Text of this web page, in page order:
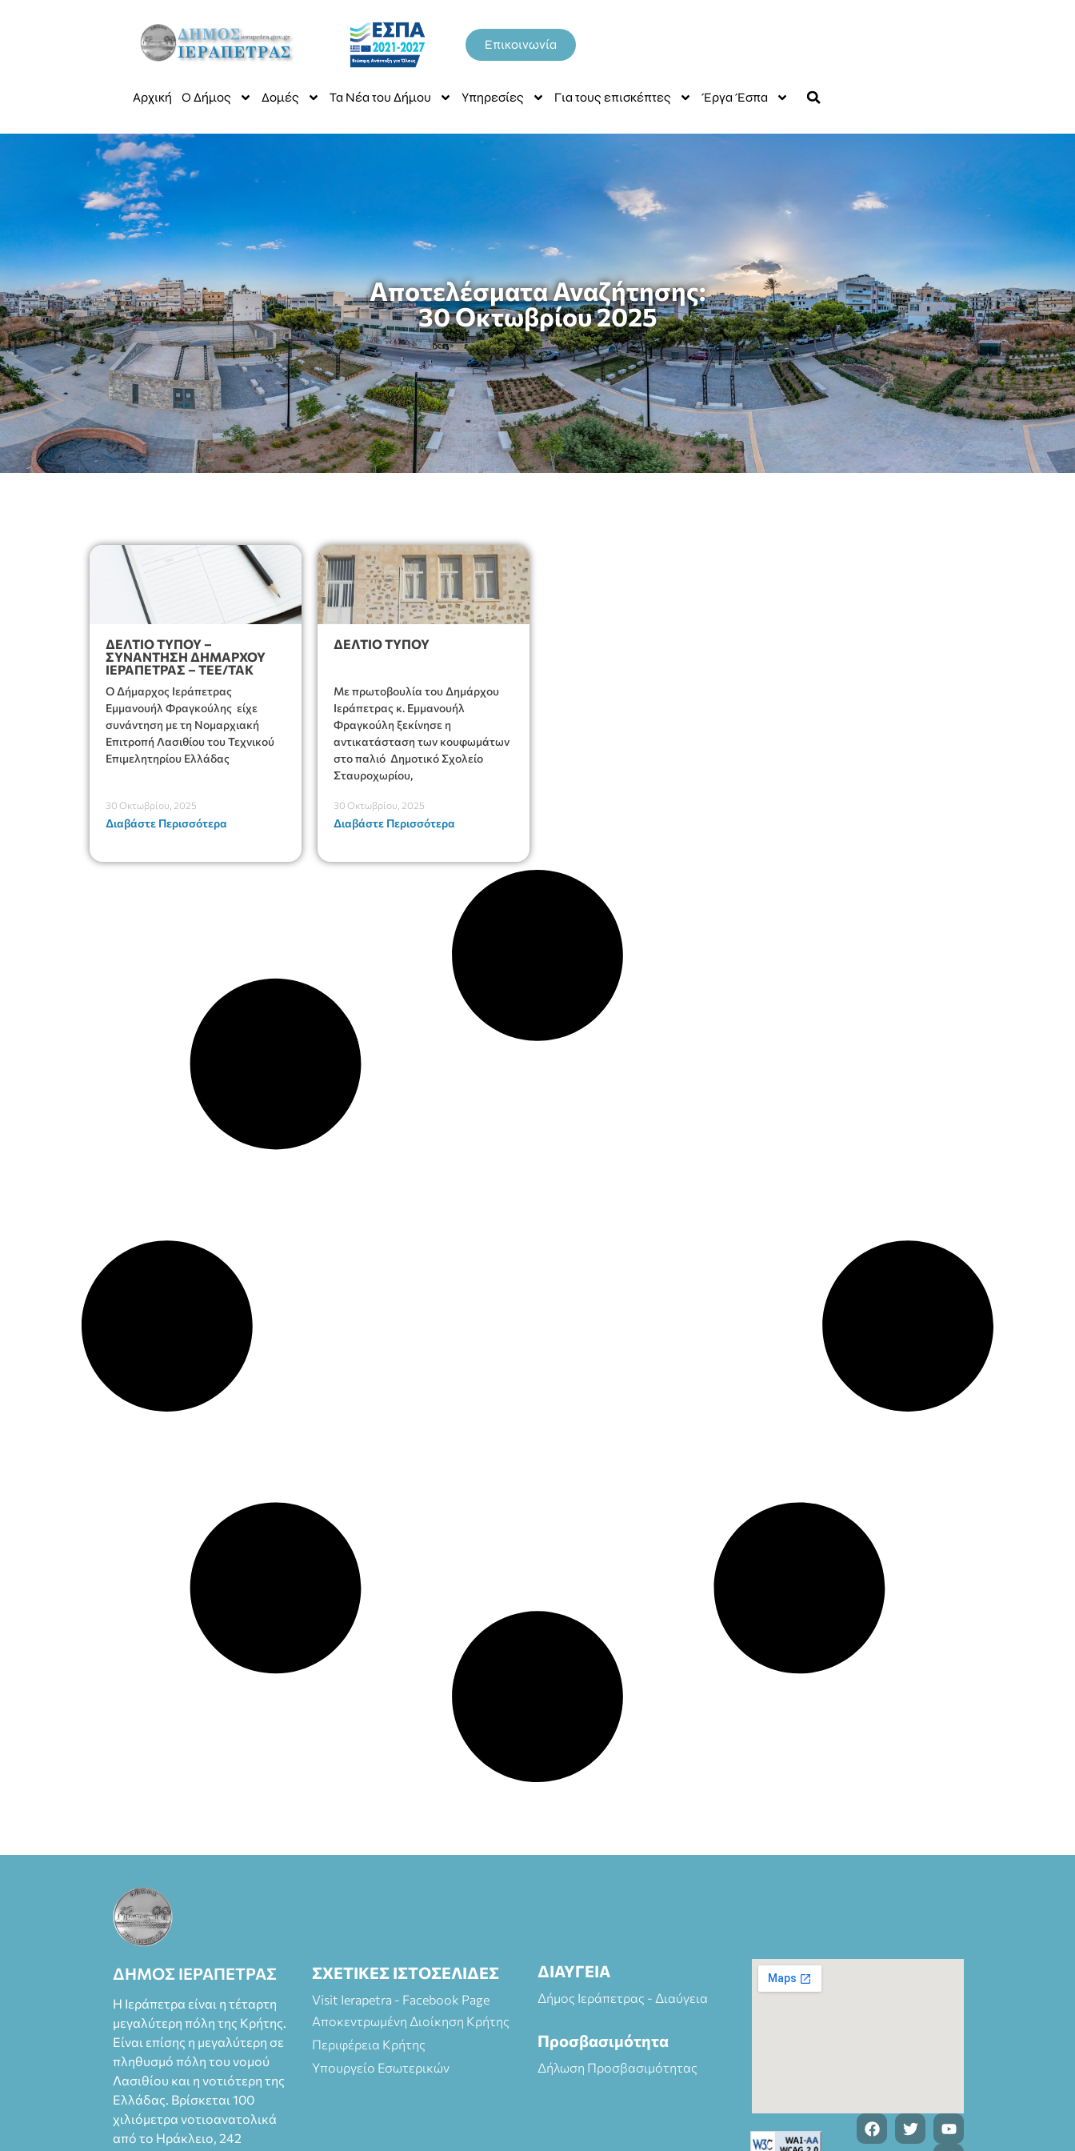
Επικοινωνία
Αρχική Ο Δήμος Δομές Τα Νέα του Δήμου Υπηρεσίες Για τους επισκέπτες Έργα Έσπα
Αποτελέσματα Αναζήτησης:
30 Οκτωβρίου 2025
ΔΕΛΤΙΟ ΤΥΠΟΥ –
ΣΥΝΑΝΤΗΣΗ ΔΗΜΑΡΧΟΥ
ΙΕΡΑΠΕΤΡΑΣ – ΤΕΕ/ΤΑΚ
Ο Δήμαρχος Ιεράπετρας
Εμμανουήλ Φραγκούλης είχε
συνάντηση με τη Νομαρχιακή
Επιτροπή Λασιθίου του Τεχνικού
Επιμελητηρίου Ελλάδας
30 Οκτωβρίου, 2025
Διαβάστε Περισσότερα
ΔΕΛΤΙΟ ΤΥΠΟΥ
Με πρωτοβουλία του Δημάρχου
Ιεράπετρας κ. Εμμανουήλ
Φραγκούλη ξεκίνησε η
αντικατάσταση των κουφωμάτων
στο παλιό Δημοτικό Σχολείο
Σταυροχωρίου,
30 Οκτωβρίου, 2025
Διαβάστε Περισσότερα
ΔΗΜΟΣ ΙΕΡΑΠΕΤΡΑΣ
Η Ιεράπετρα είναι η τέταρτη
μεγαλύτερη πόλη της Κρήτης.
Είναι επίσης η μεγαλύτερη σε
πληθυσμό πόλη του νομού
Λασιθίου και η νοτιότερη της
Ελλάδας. Βρίσκεται 100
χιλιόμετρα νοτιοανατολικά
από το Ηράκλειο, 242
ΣΧΕΤΙΚΕΣ ΙΣΤΟΣΕΛΙΔΕΣ
Visit Ierapetra - Facebook Page
Αποκεντρωμένη Διοίκηση Κρήτης
Περιφέρεια Κρήτης
Υπουργείο Εσωτερικών
ΔΙΑΥΓΕΙΑ
Δήμος Ιεράπετρας - Διαύγεια
Προσβασιμότητα
Δήλωση Προσβασιμότητας